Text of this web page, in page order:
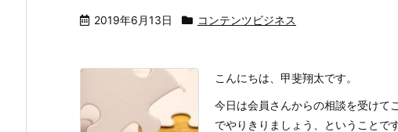
2019年6月13日 コンテンツビジネス
こんにちは、甲斐翔太です。
今日は会員さんからの相談を受けて
でやりきりましょう、ということです